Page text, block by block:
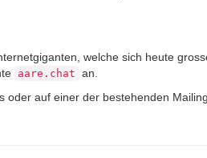
welche sich heute
aare.chat an.
oder auf einer der bestehenden